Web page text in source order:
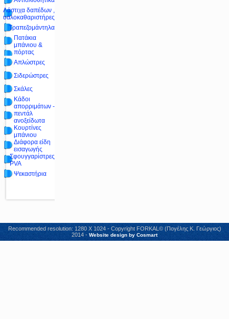
Λάστιχα δαπέδων ,
υαλοκαθαριστήρες
Τραπεζομάντηλα
Πατάκια
μπάνιου &
πόρτας
Απλώστρες
Σιδερώστρες
Σκάλες
Κάδοι
απορριμάτων -
πεντάλ
ανοξείδωτα
Κουρτίνες
μπάνιου
Διάφορα είδη
εισαγωγής
Σφουγγαρίστρες
PVA
Ψεκαστήρια
Recommended resolution: 1280 X 1024 - Copyright FORKAL© (Πογέλης Κ. Γεώργιος)
2014 - Website design by Cosmart